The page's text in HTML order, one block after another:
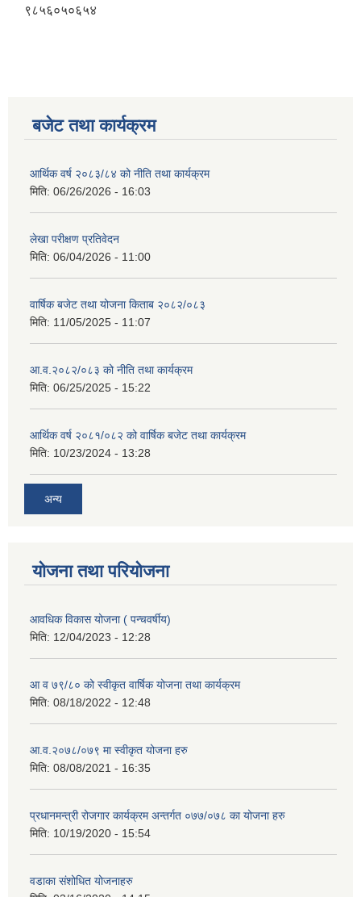
९८५६०५०६५४
बजेट तथा कार्यक्रम
आर्थिक वर्ष २०८३/८४ को नीति तथा कार्यक्रम
मिति: 06/26/2026 - 16:03
लेखा परीक्षण प्रतिवेदन
मिति: 06/04/2026 - 11:00
वार्षिक बजेट तथा योजना किताब २०८२/०८३
मिति: 11/05/2025 - 11:07
आ.व.२०८२/०८३ को नीति तथा कार्यक्रम
मिति: 06/25/2025 - 15:22
आर्थिक वर्ष २०८१/०८२ को वार्षिक बजेट तथा कार्यक्रम
मिति: 10/23/2024 - 13:28
अन्य
योजना तथा परियोजना
आवधिक विकास योजना ( पन्चवर्षीय)
मिति: 12/04/2023 - 12:28
आ व ७९/८० को स्वीकृत वार्षिक योजना तथा कार्यक्रम
मिति: 08/18/2022 - 12:48
आ.व.२०७८/०७९ मा स्वीकृत योजना हरु
मिति: 08/08/2021 - 16:35
प्रधानमन्त्री रोजगार कार्यक्रम अन्तर्गत ०७७/०७८ का योजना हरु
मिति: 10/19/2020 - 15:54
वडाका संशोधित योजनाहरु